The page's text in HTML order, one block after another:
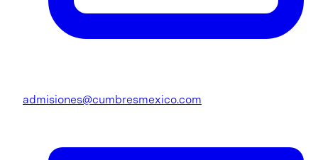
admisiones@cumbresmexico.com